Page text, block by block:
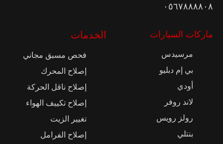
٠٥٦٧٨٨٨٨٠٨
ماركات السيارات
مرسيدس
بي إم دبليو
أودي
لاند روفر
رولز رويس
بنتلي
الخدمات
فحص مسبق مجاني
إصلاح المحرك
إصلاح ناقل الحركة
إصلاح تكييف الهواء
تغيير الزيت
إصلاح الفرامل